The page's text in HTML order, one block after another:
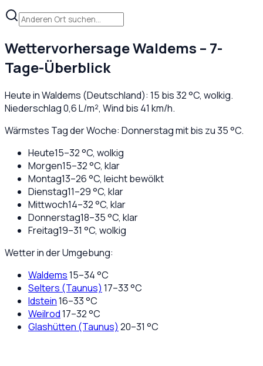
WettervorhersageWaldems – 7-
Tage-Überblick
Heute inWaldems (Deutschland): 15 bis32°C, wolkig.
Niederschlag0,6L/m², Wind bis 41 km/h.
Wärmstes Tag der Woche: Donnerstag mit bis zu 35 °C.
Heute15–32°C, wolkig
Morgen15–32°C, klar
Montag13–26°C, leicht bewölkt
Dienstag11–29°C, klar
Mittwoch14–32°C, klar
Donnerstag18–35°C, klar
Freitag19–31 °C, wolkig
Wetter in der Umgebung:
Waldems15–34°C
Selters (Taunus) 17–33°C
Idstein16–33°C
Weilrod17–32°C
Glashütten (Taunus) 20–31 °C